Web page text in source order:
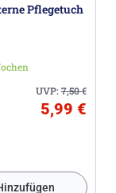
Pflegetuch
UVP:7,50€
5,99 €